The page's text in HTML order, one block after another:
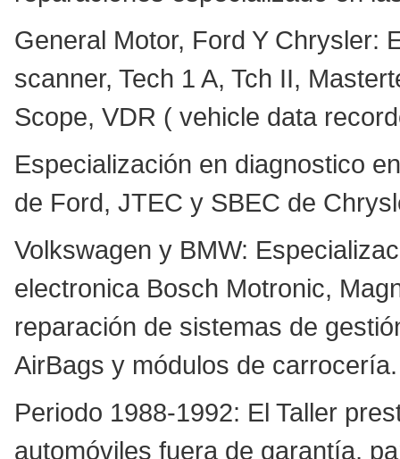
General Motor, Ford Y Chrysler:
scanner, Tech 1 A, Tch II,
Scope, VDR ( vehicle data
Especialización en diagnostico
de Ford, JTEC y SBEC de
Volkswagen y BMW:
electronica Bosch Motronic,
reparación de sistemas de
AirBags y módulos de carrocería.
Periodo 1988-1992: El Taller
automóviles fuera de garantía,